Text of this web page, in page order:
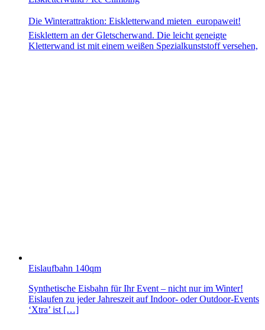
Die Winterattraktion: Eiskletterwand mieten  europaweit!
Eisklettern an der Gletscherwand. Die leicht geneigte
Kletterwand ist mit einem weißen Spezialkunststoff versehen,
Eislaufbahn 140qm
Synthetische Eisbahn für Ihr Event – nicht nur im Winter!
Eislaufen zu jeder Jahreszeit auf Indoor- oder Outdoor-Events
‘Xtra’ ist […]